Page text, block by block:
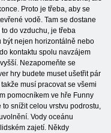
Proto je třeba, aby se
vodě. Tam se dostane
do vzduchu, je třeba
být nejen horizontálně nebo
kontaktu spolu navzájem
Nezapomeňte se
hry budete muset ušetřit pár
musí pracovat se všemi
pomocníkem ve hře Funny
snížit celou vrstvu podrostu,
Vody oceánu
zajetí. Někdy